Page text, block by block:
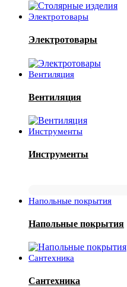
Электротовары
Электротовары
Вентиляция
Вентиляция
Инструменты
Инструменты
Напольные покрытия
Напольные покрытия
Сантехника
Сантехника